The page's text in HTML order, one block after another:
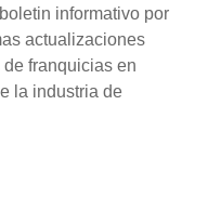
informativo por
actualizaciones
franquicias en
la industria de